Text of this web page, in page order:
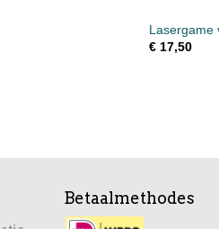
Lasergame
€ 17,50
Betaalmethodes